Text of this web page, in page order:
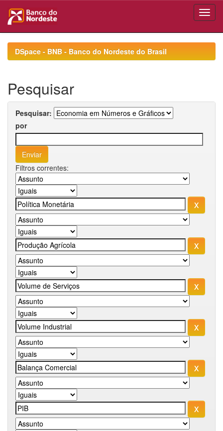
navigationDSpace - BNB - Banco do Nordeste do Brasil
Pesquisar
Pesquisar:
por
Filtros correntes: